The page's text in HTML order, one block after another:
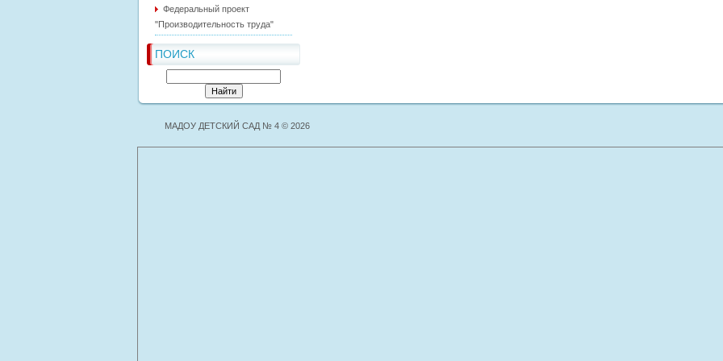
Федеральный проект
"Производительность труда"
ПОИСК
МАДОУ ДЕТСКИЙ САД № 4 © 2026